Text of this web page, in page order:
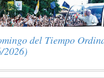
del Tiempo
2026)